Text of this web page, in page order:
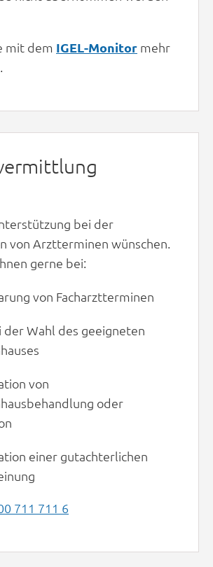
mit dem IGEL-Monitor mehr
bei der
von Arztterminen wünschen.
gerne bei:
von Facharztterminen
der Wahl des geeigneten
von
oder
einer gutachterlichen
711 711 6